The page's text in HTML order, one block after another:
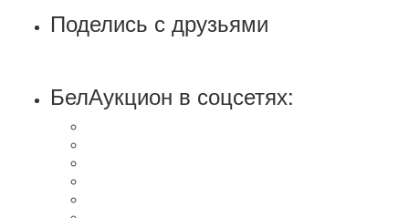
Поделись с друзьями
БелАукцион в соцсетях: